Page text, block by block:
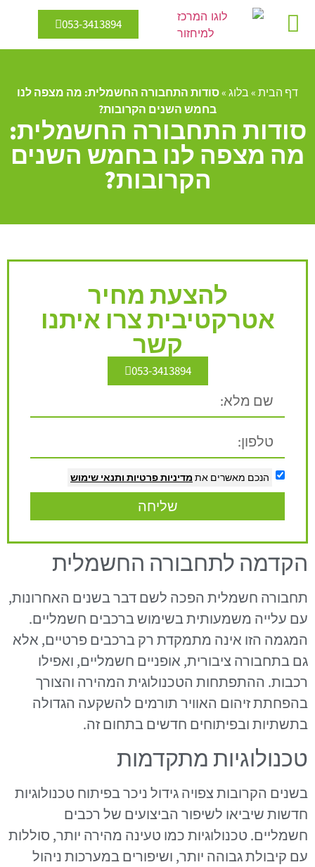
053-3413894
דף הבית»בלוג»סודות התחבורה החשמלית: מה מצפה לנו
בחמש השנים הקרובות?
סודות התחבורה החשמלית:
מה מצפה לנו בחמש השנים
הקרובות?
להצעת מחיר
אטרקטיבית צרו איתנו
קשר
053-3413894
הנכם מאשרים את מדיניות פרטיות ותנאי שימוש
שליחה
הקדמה לתחבורה החשמלית
תחבורה חשמלית הפכה לשם דבר בשנים האחרונות,
עם עלייה משמעותית בשימוש ברכבים חשמליים.
המגמה הזו אינה מתמקדת רק ברכבים פרטיים, אלא
גם בתחבורה ציבורית, אופניים חשמליים, ואפילו
רכבות. ההתפתחות הטכנולוגית המהירה והצורך
בהפחתת זיהום האוויר תורמים להשקעה הגדולה
בתשתיות ובפיתוחים חדשים בתחום זה.
טכנולוגיות מתקדמות
בשנים הקרובות צפויה גידול ניכר בפיתוח טכנולוגיות
חדשות שיביאו לשיפור הביצועים של רכבים
חשמליים. טכנולוגיות כמו טעינה מהירה יותר, סוללות
עם קיבולת גבוהה יותר, ושיפורים במערכות ניהול